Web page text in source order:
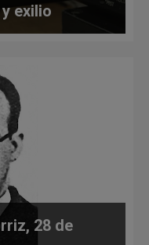
exilio
28 de